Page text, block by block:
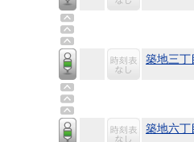
築地三丁
築地六丁